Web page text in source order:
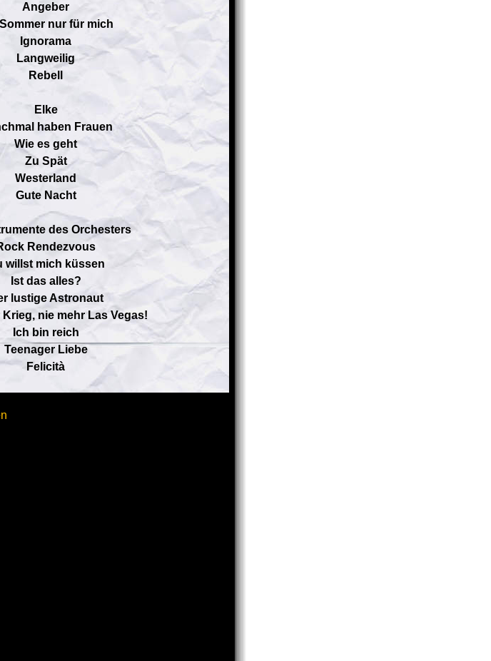
Angeber
nur für mich
Ignorama
Langweilig
Rebell
Elke
haben Frauen
Wie es geht
Zu Spät
Westerland
Gute Nacht
des Orchesters
Rendezvous
willst mich küssen
Ist das alles?
lustige Astronaut
Krieg, nie mehr Las Vegas!
Ich bin reich
Teenager Liebe
Felicità